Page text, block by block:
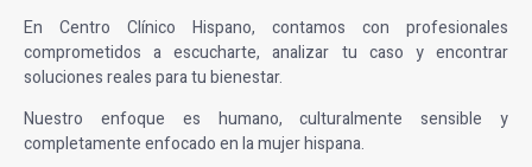
En Centro Clínico Hispano, contamos con profesionales
comprometidos a escucharte, analizar tu caso y encontrar
soluciones reales para tu bienestar.
Nuestro enfoque es humano, culturalmente sensible y
completamente enfocado en la mujer hispana.